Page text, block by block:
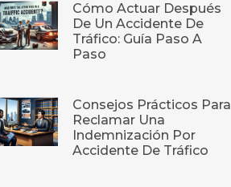
Cómo Actuar Después
De Un Accidente De
Tráfico: Guía Paso A
Paso
Consejos Prácticos Para
Reclamar Una
Indemnización Por
Accidente De Tráfico